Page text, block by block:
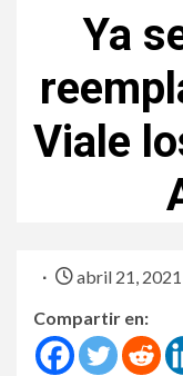
Ya
Viale
abril 21, 2021
Compartir en: